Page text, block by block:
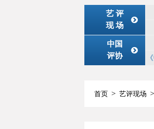
艺 评
现 场
中国
评协
首页 > 艺评现场 >